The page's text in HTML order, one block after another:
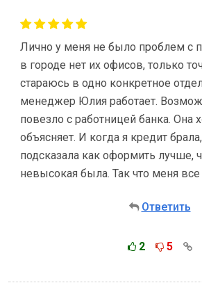
Лично у меня не было проблем с
в городе нет их офисов, только
стараюсь в одно конкретное
менеджер Юлия работает.
повезло с работницей банка. Она
объясняет. И когда я кредит
подсказала как оформить лучше,
невысокая была. Так что меня все
Ответить
2 5